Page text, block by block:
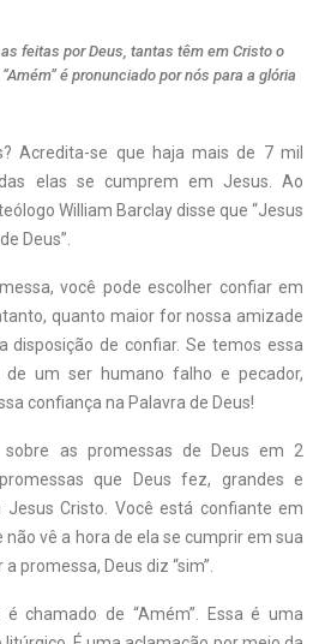
feitas por Deus, tantas têm em Cristo o
é pronunciado por nós para a glória
Acredita-se que haja mais de 7 mil
elas se cumprem em Jesus. Ao
William Barclay disse que “Jesus
Deus”.
você pode escolher confiar em
quanto maior for nossa amizade
disposição de confiar. Se temos essa
um ser humano falho e pecador,
confiança na Palavra de Deus!
as promessas de Deus em 2
que Deus fez, grandes e
Cristo. Você está confiante em
vê a hora de ela se cumprir em sua
promessa, Deus diz “sim”.
chamado de “Amém”. Essa é uma